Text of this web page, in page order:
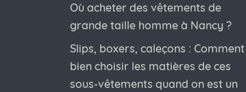
Où acheter des vêtements de
grande taille homme à Nancy ?
Slips, boxers, caleçons : Comment
bien choisir les matières de ces
sous-vêtements quand on est un